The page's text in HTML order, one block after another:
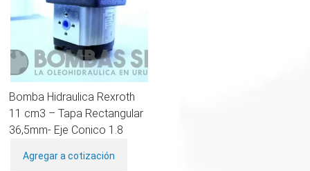
Bomba Hidraulica Rexroth
11 cm3 – Tapa Rectangular
36,5mm- Eje Conico 1.8
Agregar a cotización